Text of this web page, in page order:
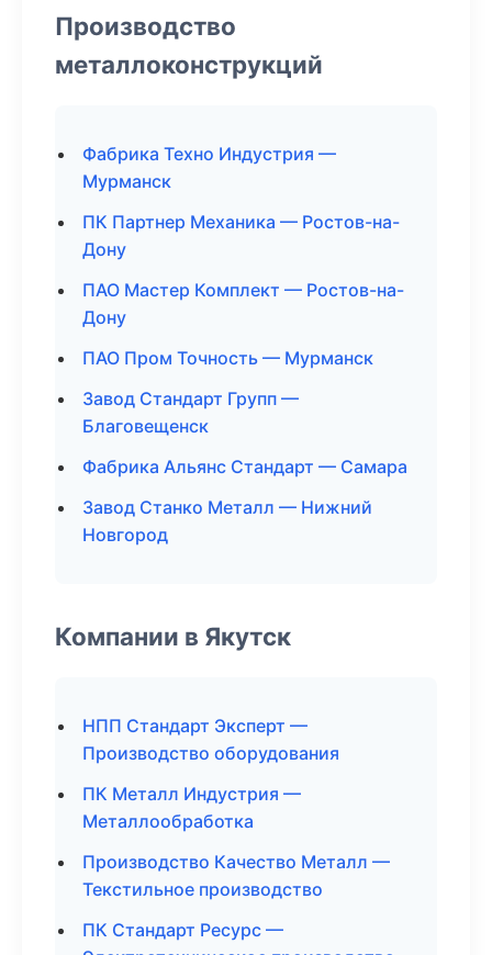
Производство
металлоконструкций
Фабрика Техно Индустрия —
Мурманск
ПК Партнер Механика — Ростов-на-
Дону
ПАО Мастер Комплект — Ростов-на-
Дону
ПАО Пром Точность — Мурманск
Завод Стандарт Групп —
Благовещенск
Фабрика Альянс Стандарт — Самара
Завод Станко Металл — Нижний
Новгород
Компании в Якутск
НПП Стандарт Эксперт —
Производство оборудования
ПК Металл Индустрия —
Металлообработка
Производство Качество Металл —
Текстильное производство
ПК Стандарт Ресурс —